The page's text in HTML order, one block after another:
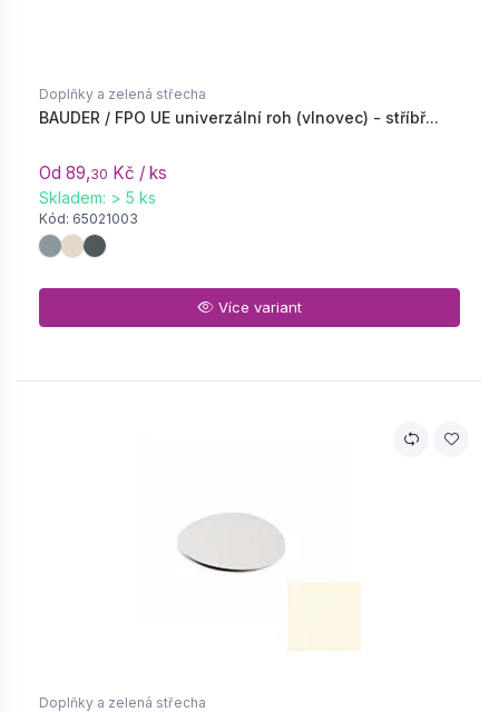
Doplňky a zelená střecha
BAUDER / FPO UE univerzální roh (vlnovec) - stříbř...
Od 89,30 Kč / ks
Skladem: > 5 ks
Kód: 65021003
Více variant
Doplňky a zelená střecha